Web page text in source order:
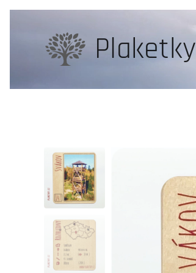
Plaketky